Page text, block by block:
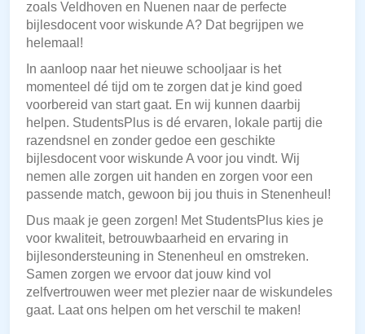
zoals Veldhoven en Nuenen naar de perfecte
bijlesdocent voor wiskunde A? Dat begrijpen we
helemaal!
In aanloop naar het nieuwe schooljaar is het
momenteel dé tijd om te zorgen dat je kind goed
voorbereid van start gaat. En wij kunnen daarbij
helpen. StudentsPlus is dé ervaren, lokale partij die
razendsnel en zonder gedoe een geschikte
bijlesdocent voor wiskunde A voor jou vindt. Wij
nemen alle zorgen uit handen en zorgen voor een
passende match, gewoon bij jou thuis in Stenenheul!
Dus maak je geen zorgen! Met StudentsPlus kies je
voor kwaliteit, betrouwbaarheid en ervaring in
bijlesondersteuning in Stenenheul en omstreken.
Samen zorgen we ervoor dat jouw kind vol
zelfvertrouwen weer met plezier naar de wiskundeles
gaat. Laat ons helpen om het verschil te maken!